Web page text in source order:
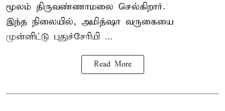
மூலம் திருவண்ணாமலை செல்கிறார்.
இந்த நிலையில், அமித்ஷா வருகையை
முன்னிட்டு புதுச்சேரியி ...
Read More